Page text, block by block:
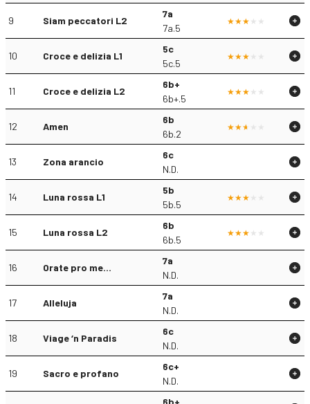
9 Siam peccatori L2
7a
7a.5
10 Croce e delizia L1
5c
5c.5
11 Croce e delizia L2
6b+
6b+.5
12 Amen
6b
6b.2
13 Zona arancio
6c
N.D.
14 Luna rossa L1
5b
5b.5
15 Luna rossa L2
6b
6b.5
16 Orate pro me…
7a
N.D.
17 Alleluja
7a
N.D.
18 Viage ‘n Paradis
6c
N.D.
19 Sacro e profano
6c+
N.D.
6b+